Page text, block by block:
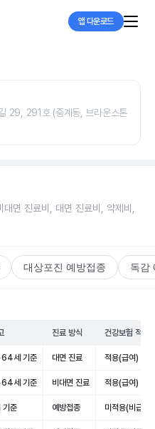
앱 다운로드
29, 291호 (중계동, 브라운스톤
대면 진료비, 대면 진료비, 약제비,
대상포진 예방접종 독감
진료 방식 건강보험 적용
세 기준 대면 진료 적용(급여)
세 기준 비대면 진료 적용(급여)
기준 예방접종 미적용(비급여)